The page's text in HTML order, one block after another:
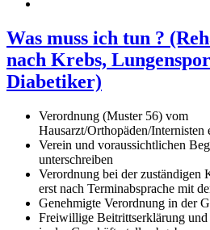
Was muss ich tun ?
nach Krebs,
Diabetiker)
Verordnung (Muster 56) vom
Hausarzt/Orthopäden/Internisten
Verein und voraussichtlichen
unterschreiben
Verordnung bei der zuständigen
erst nach Terminabsprache mit
Genehmigte Verordnung in der
Freiwillige Beitrittserklärung